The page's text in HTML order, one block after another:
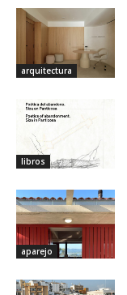
arquitectura
libros
aparejo